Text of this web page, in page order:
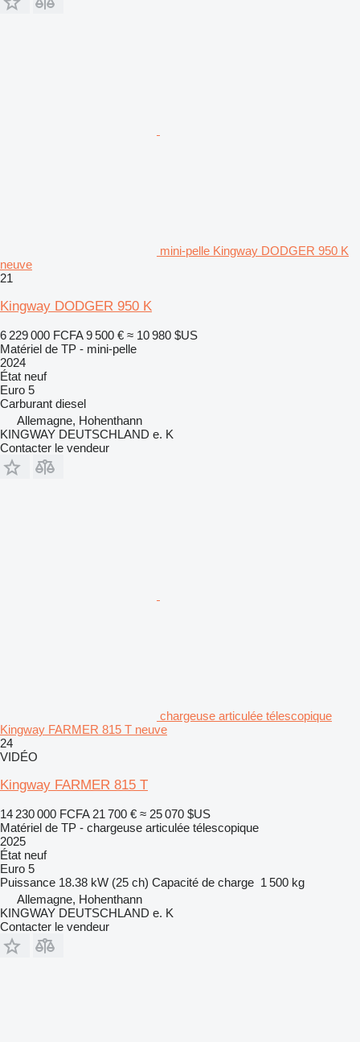
mini-pelle Kingway DODGER 950 K
neuve
21
Kingway DODGER 950 K
6 229 000 FCFA 9 500 € ≈ 10 980 $US
Matériel de TP - mini-pelle
2024
État neuf
Euro 5
Carburant diesel
Allemagne, Hohenthann
KINGWAY DEUTSCHLAND e. K
Contacter le vendeur
chargeuse articulée télescopique
Kingway FARMER 815 T neuve
24
VIDÉO
Kingway FARMER 815 T
14 230 000 FCFA 21 700 € ≈ 25 070 $US
Matériel de TP - chargeuse articulée télescopique
2025
État neuf
Euro 5
Puissance 18.38 kW (25 ch) Capacité de charge 1 500 kg
Allemagne, Hohenthann
KINGWAY DEUTSCHLAND e. K
Contacter le vendeur